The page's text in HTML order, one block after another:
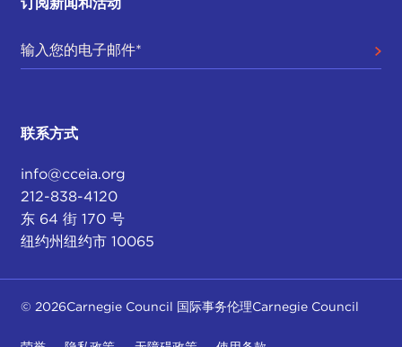
联系方式
info@cceia.org
212-838-4120
东 64 街 170 号
纽约州纽约市 10065
© 2026Carnegie Council 国际事务伦理Carnegie Council